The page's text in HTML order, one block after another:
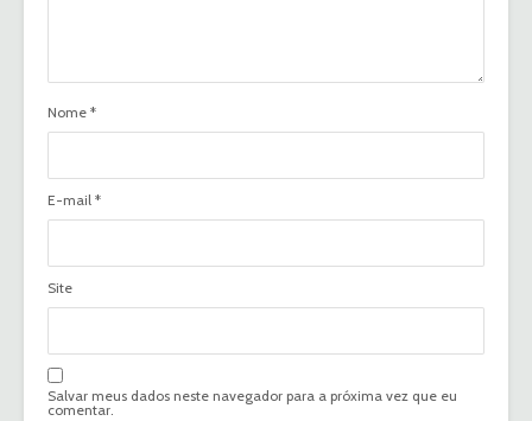
Nome *
E-mail *
Site
Salvar meus dados neste navegador para a próxima vez que eu
comentar.